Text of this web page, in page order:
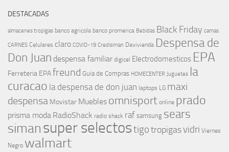
DESTACADAS
almacenes tropigas banco agricola banco promerica Bebidas Black Friday camas
CARNES Celulares claro COVID-19 Credisiman Davivienda Despensa de
Don Juan despensa familiar digicel Electrodomesticos EPA
Ferreteria EPAfreund Guia de Compras HOMECENTER Juguetes la
curacao la despensa de don juan laptops LG maxi
despensa Movistar Muebles omnisport online prado
prisma moda RadioShack radio shack raf samsung sears
simansuper selectostigotropigasvidri Viernes
Negro walmart